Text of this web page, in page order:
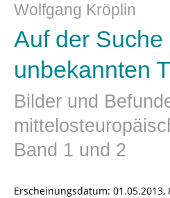
Wolfgang Kröplin
Auf der Suche
unbekannten
Bilder und
Band 1 und 2
Erscheinungsdatum: 01.05.2013,